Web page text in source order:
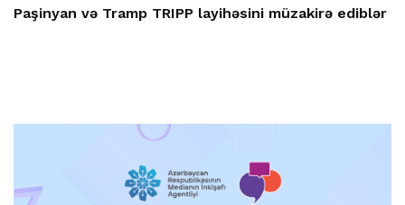
Paşinyan və Tramp TRIPP layihəsini müzakirə ediblər